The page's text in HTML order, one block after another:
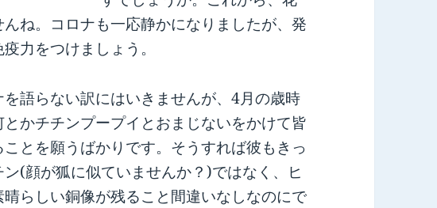
ね。コロナも一応静かになりましたが、発
力をつけましょう。
語らない訳にはいきませんが、4月の歳時
かチチンプープイとおまじないをかけて皆
とを願うばかりです。そうすれば彼もきっ
(顔が狐に似ていませんか？)ではなく、ヒ
らしい銅像が残ること間違いなしなのにで